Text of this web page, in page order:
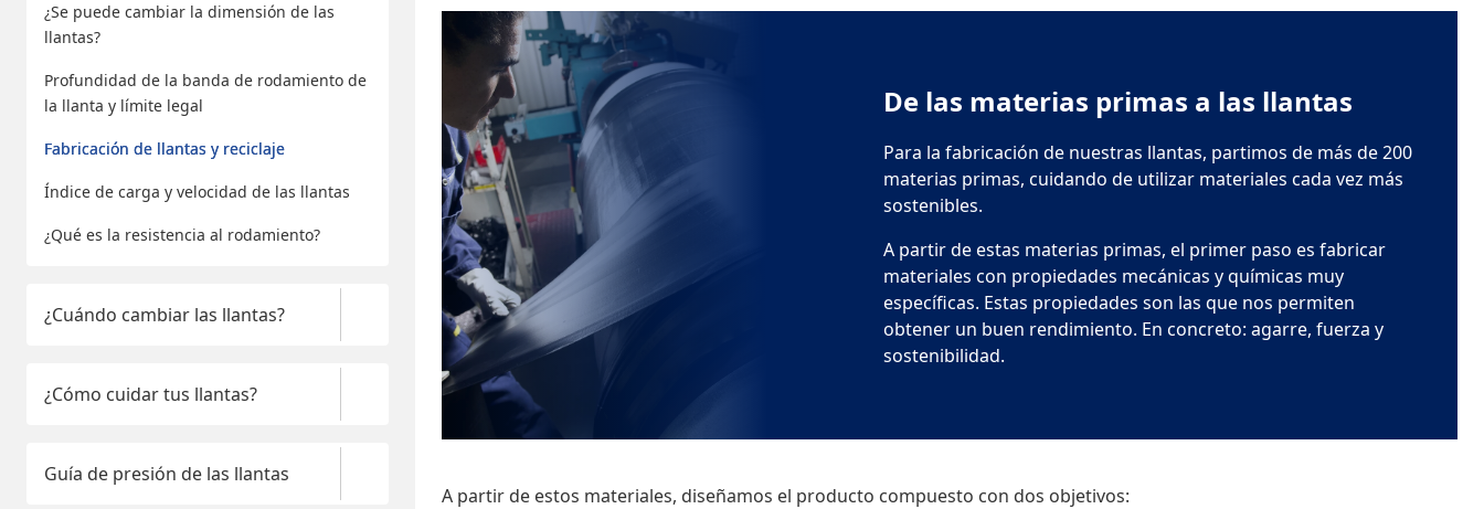
¿Se puede cambiar la dimensión de las
llantas?
Profundidad de la banda de rodamiento de
la llanta y límite legal
Fabricación de llantas y reciclaje
Índice de carga y velocidad de las llantas
¿Qué es la resistencia al rodamiento?
¿Cuándo cambiar las llantas?
¿Cómo cuidar tus llantas?
Guía de presión de las llantas
De las materias primas a las llantas
Para la fabricación de nuestras llantas, partimos de más de 200
materias primas, cuidando de utilizar materiales cada vez más
sostenibles.
A partir de estas materias primas, el primer paso es fabricar
materiales con propiedades mecánicas y químicas muy
específicas. Estas propiedades son las que nos permiten
obtener un buen rendimiento. En concreto: agarre, fuerza y
sostenibilidad.
A partir de estos materiales, diseñamos el producto compuesto con dos objetivos: